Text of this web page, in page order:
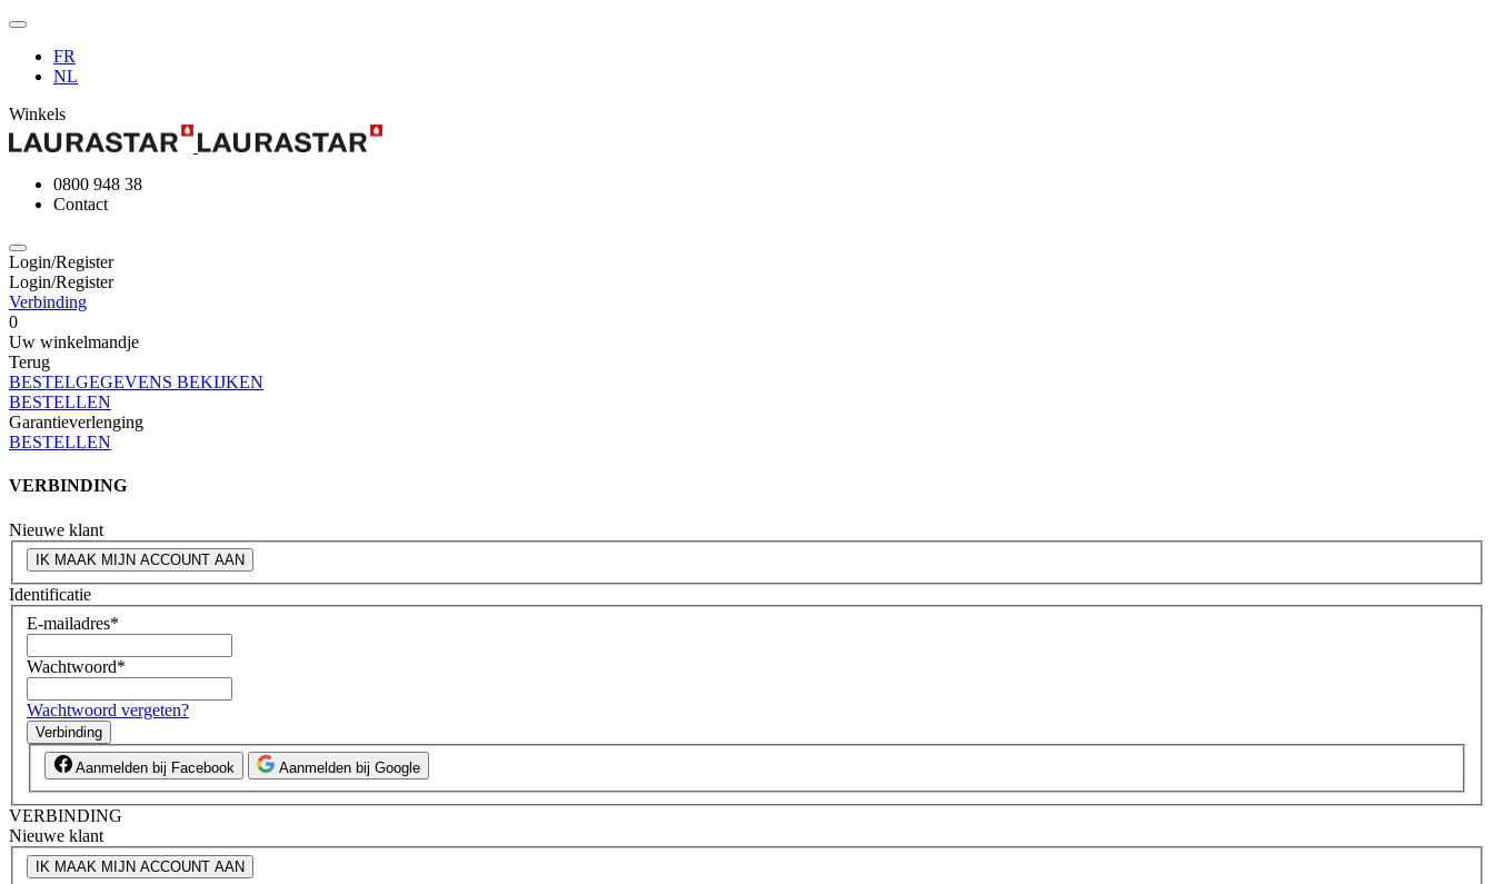
FR
NL
Winkels
0800 948 38
Contact
Login/Register
Login/Register
Verbinding
0
Uw winkelmandje
Terug
BESTELGEGEVENS BEKIJKEN
BESTELLEN
Garantieverlenging
BESTELLEN
VERBINDING
Nieuwe klant
IK MAAK MIJN ACCOUNT AAN
Identificatie
E-mailadres*
Wachtwoord*
Wachtwoord vergeten?
Verbinding
Aanmelden bij Facebook Aanmelden bij Google
VERBINDING
Nieuwe klant
IK MAAK MIJN ACCOUNT AAN